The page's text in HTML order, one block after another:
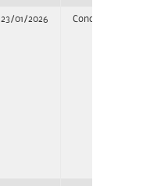
23/01/2026 Concurso